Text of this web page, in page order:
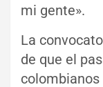
mi gente».
La
de que el